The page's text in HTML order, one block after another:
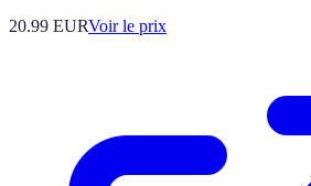
20.99 EURVoir le prix